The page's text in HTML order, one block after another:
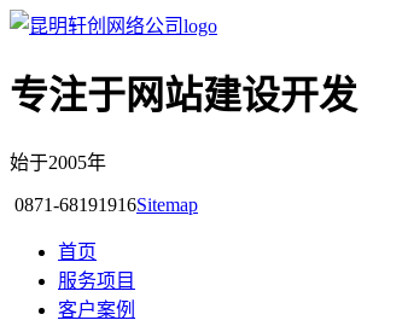
专注于网站建设开发
始于2005年
0871-68191916Sitemap
首页
服务项目
客户案例